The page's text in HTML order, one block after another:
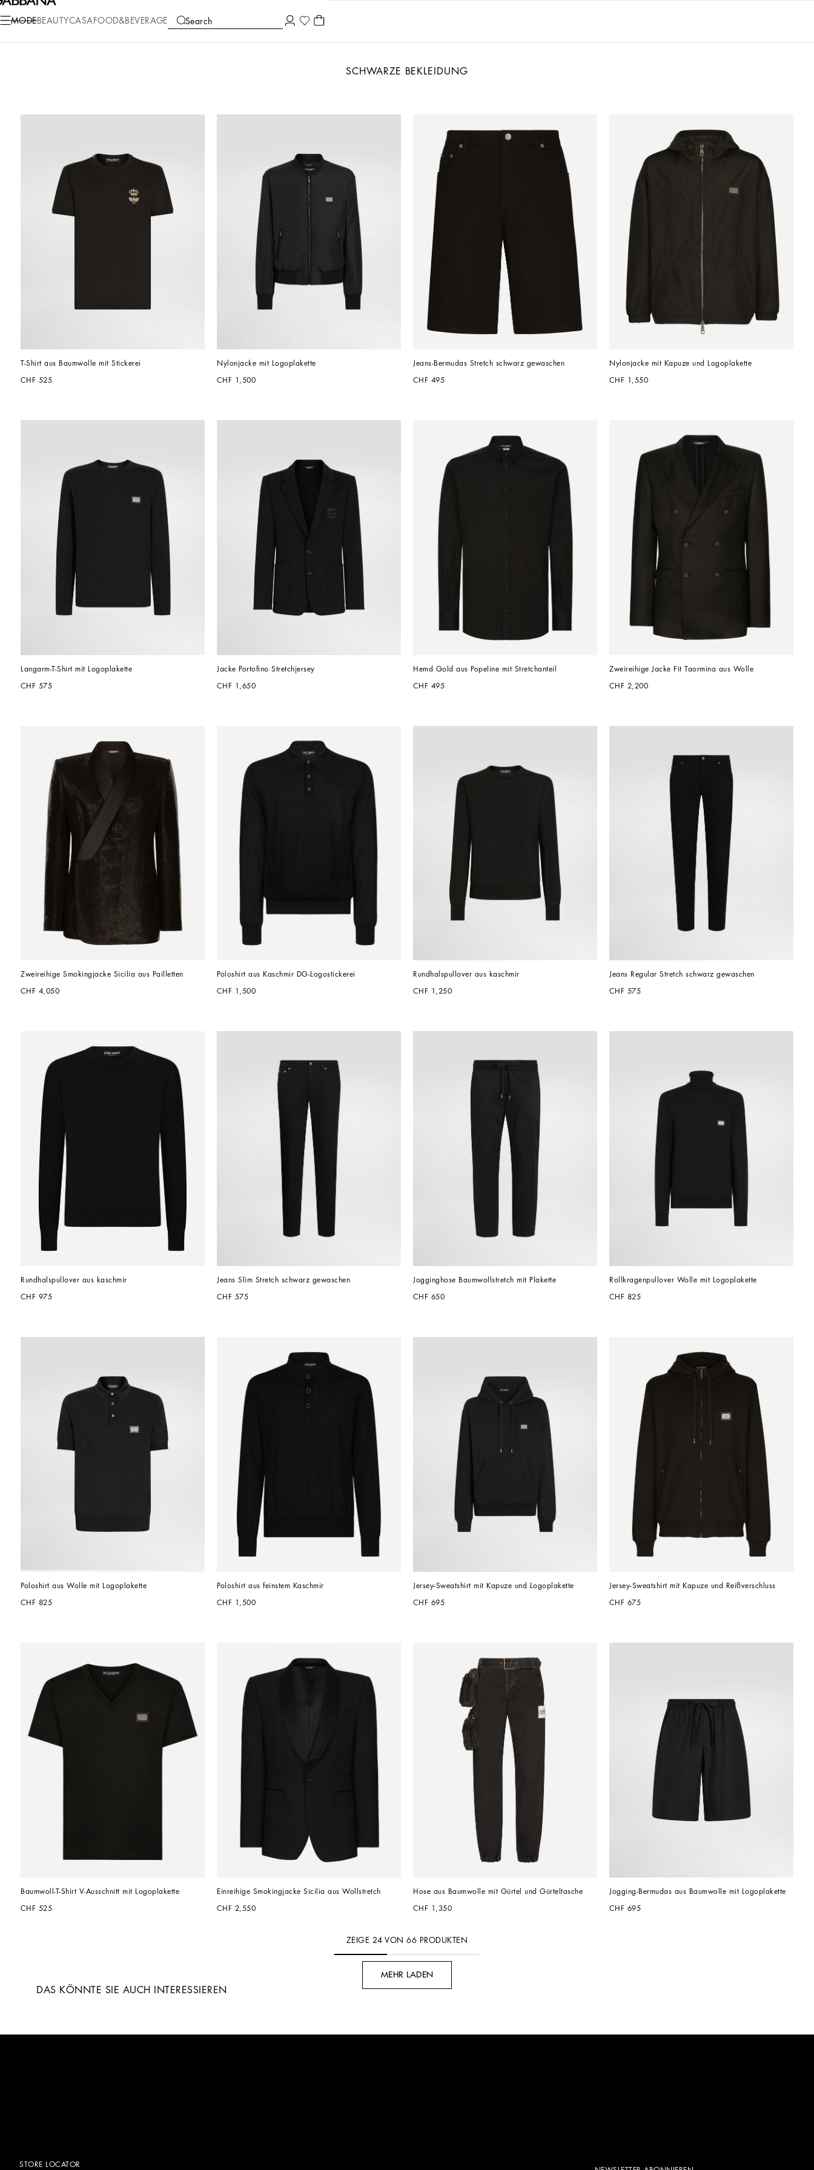
MODEBEAUTYCASA FOOD&BEVERAGE Search
COLLECTIONS
SCHWARZE BEKLEIDUNG
T-Shirt aus Baumwolle mit Stickerei
CHF 525
Nylonjacke mit Logoplakette
CHF 1,500
Jeans-Bermudas Stretch schwarz gewaschen
CHF 495
Nylonjacke mit Kapuze und Logoplakette
CHF 1,550
Langarm-T-Shirt mit Logoplakette
CHF 575
Jacke Portofino Stretchjersey
CHF 1,650
Hemd Gold aus Popeline mit Stretchanteil
CHF 495
Zweireihige Jacke Fit Taormina aus Wolle
CHF 2,200
Zweireihige Smokingjacke Sicilia aus Pailletten
CHF 4,050
Poloshirt aus Kaschmir DG-Logostickerei
CHF 1,500
Rundhalspullover aus kaschmir
CHF 1,250
Jeans Regular Stretch schwarz gewaschen
CHF 575
Rundhalspullover aus kaschmir
CHF 975
Jeans Slim Stretch schwarz gewaschen
CHF 575
Jogginghose Baumwollstretch mit Plakette
CHF 650
Rollkragenpullover Wolle mit Logoplakette
CHF 825
Poloshirt aus Wolle mit Logoplakette
CHF 825
Poloshirt aus feinstem Kaschmir
CHF 1,500
Jersey-Sweatshirt mit Kapuze und Logoplakette
CHF 695
Jersey-Sweatshirt mit Kapuze und Reißverschluss
CHF 675
Baumwoll-T-Shirt V-Ausschnitt mit Logoplakette
CHF 525
Einreihige Smokingjacke Sicilia aus Wollstretch
CHF 2,550
Hose aus Baumwolle mit Gürtel und Gürteltasche
CHF 1,350
Jogging-Bermudas aus Baumwolle mit Logoplakette
CHF 695
ZEIGE 24 VON66 PRODUKTEN
MEHR LADEN
DAS KÖNNTE SIE AUCH INTERESSIEREN
STORE LOCATOR